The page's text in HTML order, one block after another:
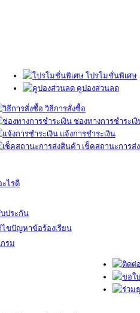
โปรโมชั่นพิเศษ
คูปองส่วนลด
วิธีการสั่งซื้อ
ช่องทางการชำระเงิ
แจ้งการชำระเงิน
เช็คสถานะการส่
ไรดี
ประกัน
ไขปัญหาข้อร้องเรียน
รม